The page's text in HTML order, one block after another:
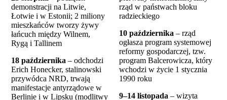
demonstracji na Litwie,
Łotwie i w Estonii; 2 miliony
mieszkańców tworzy żywy
łańcuch między Wilnem,
Rygą i Tallinem
18 października – odchodzi
Erich Honecker, stalinowski
przywódca NRD, trwają
manifestacje antyrządowe w
Berlinie i w Lipsku (modlitwy
rząd w państwach bloku
radzieckiego
10 października – rząd
ogłasza program systemowej
reformy gospodarczej, tzw.
program Balcerowicza, który
wchodzi w życie 1 stycznia
1990 roku
9–14 listopada – wizyta